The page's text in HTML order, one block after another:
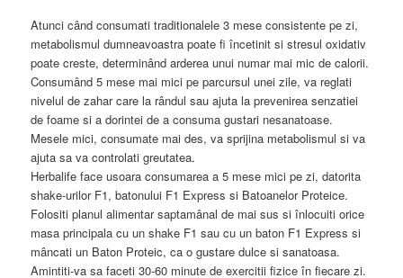
Atunci când consumati traditionalele 3 mese consistente pe zi,
metabolismul dumneavoastra poate fi încetinit si stresul oxidativ
poate creste, determinând arderea unui numar mai mic de calorii.
Consumând 5 mese mai mici pe parcursul unei zile, va reglati
nivelul de zahar care la rândul sau ajuta la prevenirea senzatiei
de foame si a dorintei de a consuma gustari nesanatoase.
Mesele mici, consumate mai des, va sprijina metabolismul si va
ajuta sa va controlati greutatea.
Herbalife face usoara consumarea a 5 mese mici pe zi, datorita
shake-urilor F1, batonului F1 Express si Batoanelor Proteice.
Folositi planul alimentar saptamânal de mai sus si înlocuiti orice
masa principala cu un shake F1 sau cu un baton F1 Express si
mâncati un Baton Proteic, ca o gustare dulce si sanatoasa.
Amintiti-va sa faceti 30-60 minute de exercitii fizice în fiecare zi.